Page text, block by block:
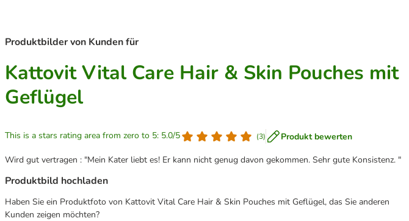
Produktbilder von Kunden für
Kattovit Vital Care Hair & Skin Pouches mit
Geflügel
This is a stars rating area from zero to 5: 5.0/5 (3) Produkt bewerten
Wird gut vertragen : "Mein Kater liebt es! Er kann nicht genug davon gekommen. Sehr gute Konsistenz. "
Produktbild hochladen
Haben Sie ein Produktfoto von Kattovit Vital Care Hair & Skin Pouches mit Geflügel, das Sie anderen
Kunden zeigen möchten?